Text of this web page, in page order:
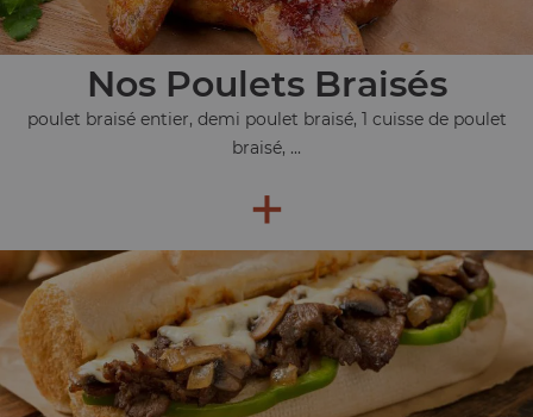
Nos Poulets Braisés
poulet braisé entier, demi poulet braisé, 1 cuisse de poulet
braisé, ...
+